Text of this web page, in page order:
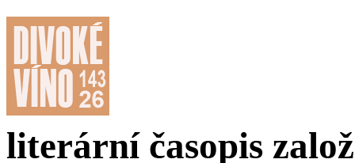
literární časopis